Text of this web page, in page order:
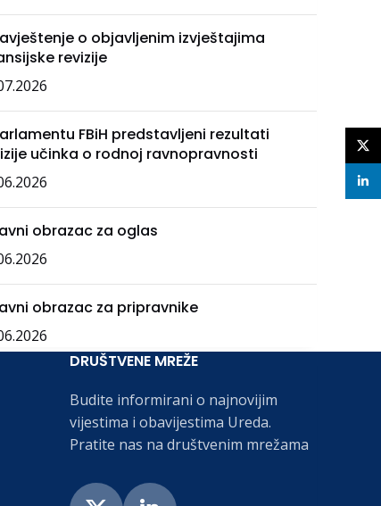
o objavljenim izvještajima
revizije
FBiH predstavljeni rezultati
učinka o rodnoj ravnopravnosti
obrazac za oglas
obrazac za pripravnike
DRUŠTVENE MREŽE
Budite informirani o najnovijim
vijestima i obavijestima Ureda.
Pratite nas na društvenim mrežama